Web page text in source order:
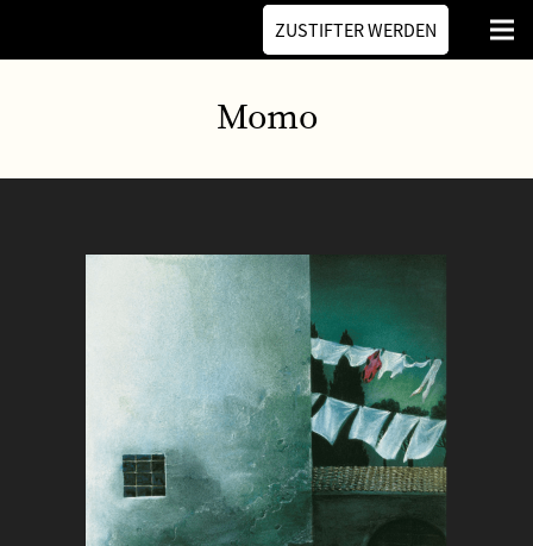
ZUSTIFTER WERDEN
Momo